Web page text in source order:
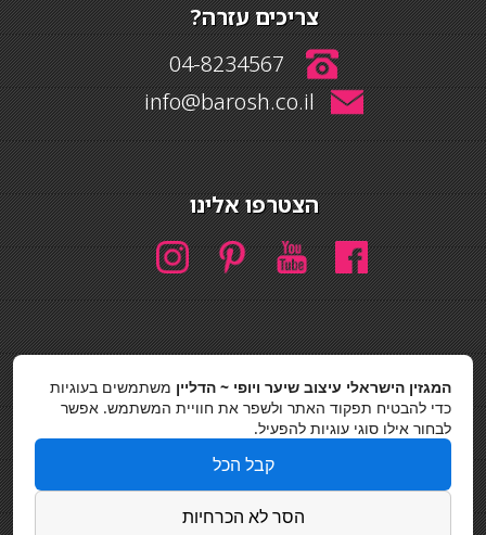
צריכים עזרה?
04-8234567
info@barosh.co.il
הצטרפו אלינו
חיפוש
כסאות בר
המגזין הישראלי עיצוב שיער ויופי ~ הדליין משתמשים בעוגיות
כדי להבטיח תפקוד האתר ולשפר את חוויית המשתמש. אפשר
לבחור אילו סוגי עוגיות להפעיל.
קבל הכל
הסר לא הכרחיות